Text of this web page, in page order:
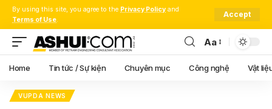
By using this site, you agree to the Privacy Policy and
Terms of Use.
Accept
Font
Resizer
Aa
Home Tin tức / Sự kiện Chuyên mục Công nghệ Vật
VUPDA NEWS